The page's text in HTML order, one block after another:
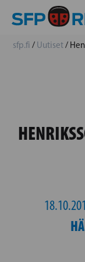
sfp.fi / Uutiset/